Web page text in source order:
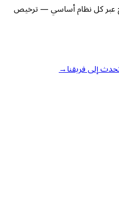
عبر كل نظام أساسي — ترخيص
إلى فريقنا→